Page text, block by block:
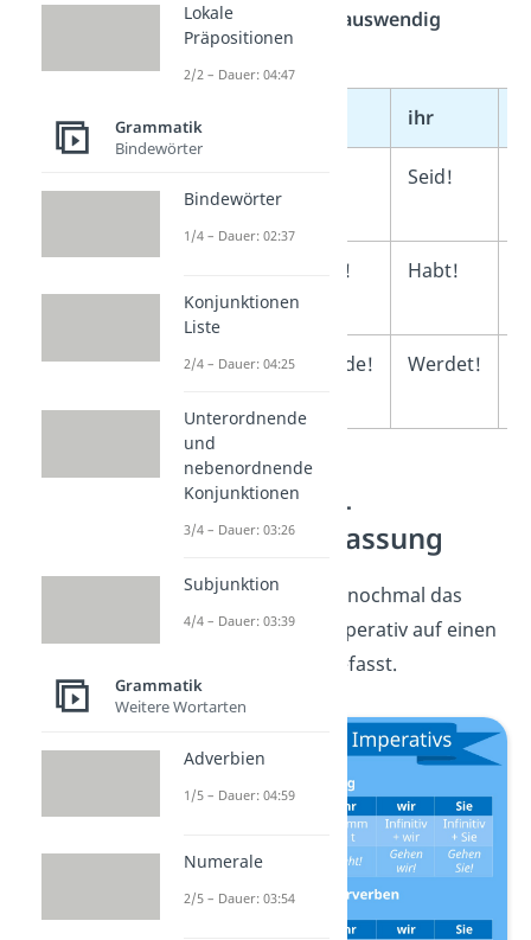
musst sie einfach
auswendig
lernen.
ihr
Seid!
Hab! Habt!
werden rde! Werdet!
Imperativ —
Zusammenfassung
Hier haben wir dir nochmal das
wichtigste zum Imperativ auf einen
Blick zusammengefasst.
Lokale
Präpositionen
2/2 – Dauer: 04:47
Grammatik
Bindewörter
Bindewörter
1/4 – Dauer: 02:37
Konjunktionen
Liste
2/4 – Dauer: 04:25
Unterordnende
und
nebenordnende
Konjunktionen
3/4 – Dauer: 03:26
Subjunktion
4/4 – Dauer: 03:39
Grammatik
Weitere Wortarten
Adverbien
1/5 – Dauer: 04:59
Numerale
2/5 – Dauer: 03:54